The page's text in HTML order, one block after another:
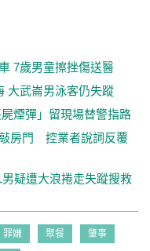
7歲男童擦挫傷送醫
大武崙男泳客仍失蹤
煙彈」留現場替警指路
房門 控業者說詞反覆
疑遭大浪捲走失蹤搜救
罪嫌 聚餐 肇事